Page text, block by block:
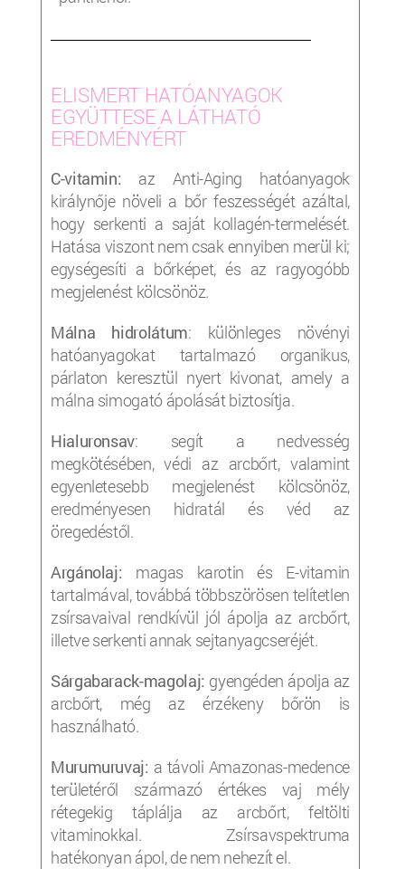
ELISMERT HATÓANYAGOK
EGYÜTTESE A LÁTHATÓ
EREDMÉNYÉRT
C-vitamin: az Anti-Aging hatóanyagok
királynője növeli a bőr feszességét azáltal,
hogy serkenti a saját kollagén-termelését.
Hatása viszont nem csak ennyiben merül ki;
egységesíti a bőrképet, és az ragyogóbb
megjelenést kölcsönöz.
Málna hidrolátum: különleges növényi
hatóanyagokat tartalmazó organikus,
párlaton keresztül nyert kivonat, amely a
málna simogató ápolását biztosítja.
Hialuronsav: segít a nedvesség
megkötésében, védi az arcbőrt, valamint
egyenletesebb megjelenést kölcsönöz,
eredményesen hidratál és véd az
öregedéstől.
Argánolaj: magas karotin és E-vitamin
tartalmával, továbbá többszörösen telítetlen
zsírsavaival rendkívül jól ápolja az arcbőrt,
illetve serkenti annak sejtanyagcseréjét.
Sárgabarack-magolaj: gyengéden ápolja az
arcbőrt, még az érzékeny bőrön is
használható.
Murumuruvaj: a távoli Amazonas-medence
területéről származó értékes vaj mély
rétegekig táplálja az arcbőrt, feltölti
vitaminokkal. Zsírsavspektruma
hatékonyan ápol, de nem nehezít el.